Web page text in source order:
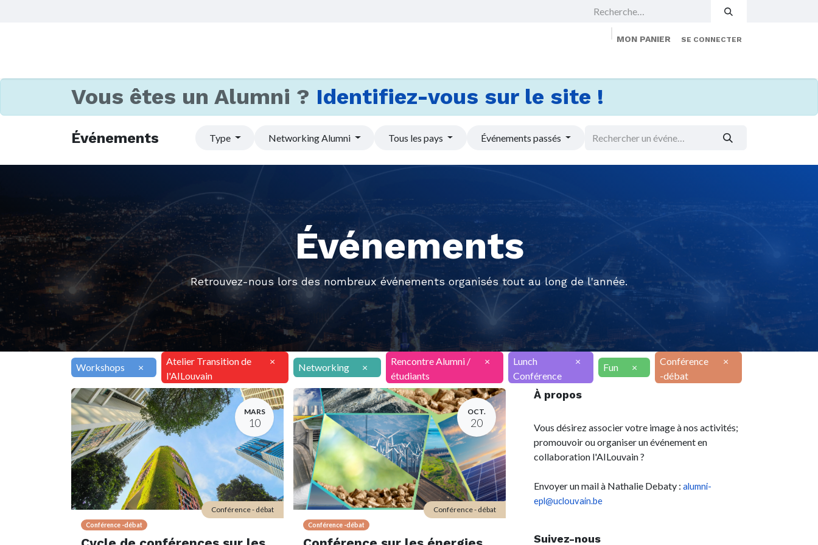
MON PANIER SE CONNECTER
Vous êtes un Alumni ? Identifiez-vous sur le site !
Événements Type Networking Alumni Tous les pays Événements passés
Événements
Retrouvez-nous lors des nombreux événements organisés tout au long de l'année.
Workshops ×
Atelier Transition de
l'AILouvain
×
Networking ×
Rencontre Alumni /
étudiants
×
Lunch
Conférence
×
Fun ×
Conférence
-débat
×
MARS
10
Conférence -débat
Conférence - débat
OCT.
20
Conférence -débat
Conférence - débat
À propos
Vous désirez associer votre image à nos activités;
promouvoir ou organiser un événement en
collaboration l'AILouvain ?
Envoyer un mail à Nathalie Debaty : alumni-
epl@uclouvain.be
Suivez-nous